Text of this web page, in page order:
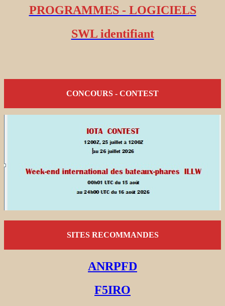
PROGRAMMES - LOGICIELS
SWL identifiant
CONCOURS - CONTEST
SITES RECOMMANDES
ANRPFD
F5IRO